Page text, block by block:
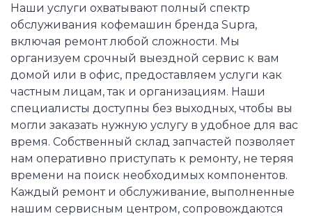
Наши услуги охватывают полный спектр
обслуживания кофемашин бренда Supra,
включая ремонт любой сложности. Мы
организуем срочный выездной сервис к вам
домой или в офис, предоставляем услуги как
частным лицам, так и организациям. Наши
специалисты доступны без выходных, чтобы вы
могли заказать нужную услугу в удобное для вас
время. Собственный склад запчастей позволяет
нам оперативно приступать к ремонту, не теряя
времени на поиск необходимых компонентов.
Каждый ремонт и обслуживание, выполненные
нашим сервисным центром, сопровождаются